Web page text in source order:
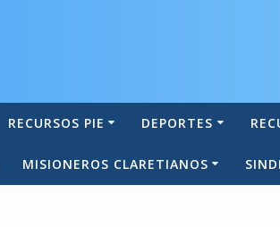
RECURSOS PIE DEPORTES
MISIONEROS CLARETIANOS